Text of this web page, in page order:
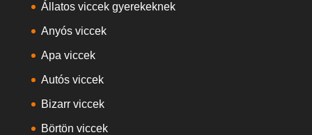
Állatos viccek gyerekeknek
Anyós viccek
Apa viccek
Autós viccek
Bizarr viccek
Börtön viccek